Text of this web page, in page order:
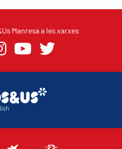
Manresa a les xarxes